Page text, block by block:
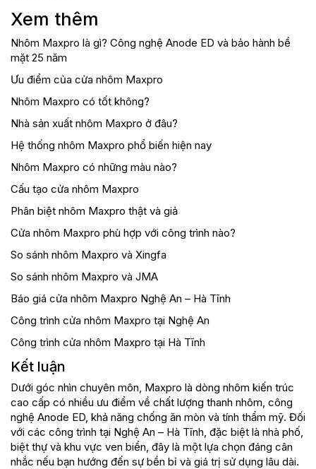
Xem thêm
Nhôm Maxpro là gì? Công nghệ Anode ED và bảo hành bề
mặt 25 năm
Ưu điểm của cửa nhôm Maxpro
Nhôm Maxpro có tốt không?
Nhà sản xuất nhôm Maxpro ở đâu?
Hệ thống nhôm Maxpro phổ biến hiện nay
Nhôm Maxpro có những màu nào?
Cấu tạo cửa nhôm Maxpro
Phân biệt nhôm Maxpro thật và giả
Cửa nhôm Maxpro phù hợp với công trình nào?
So sánh nhôm Maxpro và Xingfa
So sánh nhôm Maxpro và JMA
Báo giá cửa nhôm Maxpro Nghệ An – Hà Tĩnh
Công trình cửa nhôm Maxpro tại Nghệ An
Công trình cửa nhôm Maxpro tại Hà Tĩnh
Kết luận
Dưới góc nhìn chuyên môn, Maxpro là dòng nhôm kiến trúc
cao cấp có nhiều ưu điểm về chất lượng thanh nhôm, công
nghệ Anode ED, khả năng chống ăn mòn và tính thẩm mỹ. Đối
với các công trình tại Nghệ An – Hà Tĩnh, đặc biệt là nhà phố,
biệt thự và khu vực ven biển, đây là một lựa chọn đáng cân
nhắc nếu bạn hướng đến sự bền bỉ và giá trị sử dụng lâu dài.